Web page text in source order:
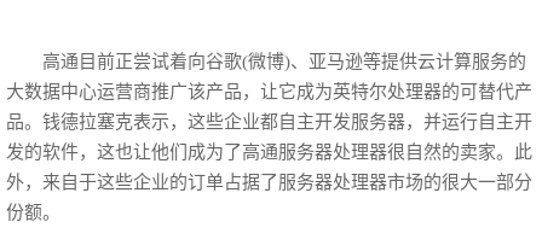
高通目前正尝试着向谷歌(微博)、亚马逊等提供云计算服务的
大数据中心运营商推广该产品，让它成为英特尔处理器的可替代产
品。钱德拉塞克表示，这些企业都自主开发服务器，并运行自主开
发的软件，这也让他们成为了高通服务器处理器很自然的卖家。此
外，来自于这些企业的订单占据了服务器处理器市场的很大一部分
份额。